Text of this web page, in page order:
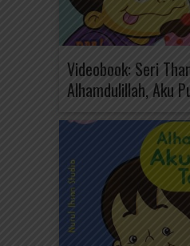
Videobook: Seri
Alhamdulillah, Aku